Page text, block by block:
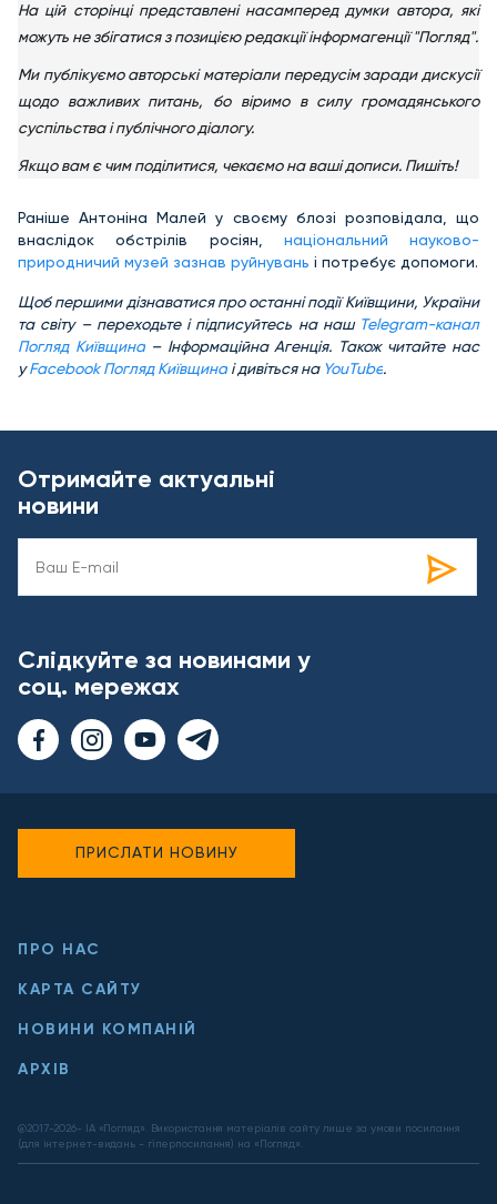
На цій сторінці представлені насамперед думки автора, які
можуть не збігатися з позицією редакції інформагенції "Погляд".
Ми публікуємо авторські матеріали передусім заради дискусії
щодо важливих питань, бо віримо в силу громадянського
суспільства і публічного діалогу.
Якщо вам є чим поділитися, чекаємо на ваші дописи. Пишіть!
Раніше Антоніна Малей у своєму блозі розповідала, що
внаслідок обстрілів росіян, національний науково-
природничий музей зазнав руйнувань і потребує допомоги.
Щоб першими дізнаватися про останні події Київщини, України
та світу – переходьте і підписуйтесь на наш Telegram-канал
Погляд Київщина– Інформаційна Агенція. Також читайте нас
уFacebook Погляд Київщина і дивіться на YouTube.
Отримайте актуальні
новини
Слідкуйте за новинами у
соц. мережах
ПРО НАС
КАРТА САЙТУ
НОВИНИ КОМПАНІЙ
АРХІВ
@2017-2026- ІА «Погляд». Використання матеріалів сайту лише за умови посилання
(для інтернет-видань - гіперпосилання) на «Погляд».
ПРИСЛАТИ НОВИНУ